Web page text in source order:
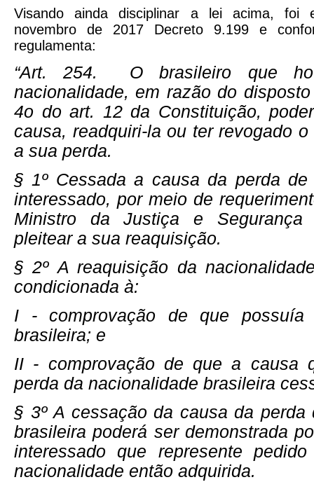
Visando ainda disciplinar a lei acima, foi
novembro de 2017 Decreto 9.199 e
regulamenta:
“Art. 254. O brasileiro que
nacionalidade, em razão do
4o do art. 12 da Constituição,
causa, readquiri-la ou ter revogado
a sua perda.
§ 1º Cessada a causa da perda de
interessado, por meio de
Ministro da Justiça e Segurança
pleitear a sua reaquisição.
§ 2º A reaquisição da
condicionada à:
I - comprovação de que possuía
brasileira; e
II - comprovação de que a causa
perda da nacionalidade brasileira
§ 3º A cessação da causa da perda
brasileira poderá ser demonstrada
interessado que represente
nacionalidade então adquirida.